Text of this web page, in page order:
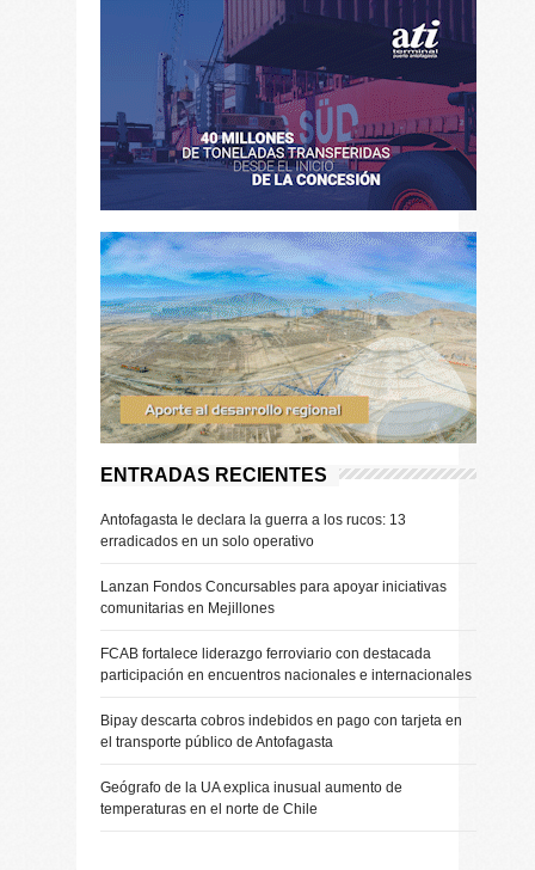
ENTRADAS RECIENTES
Antofagasta le declara la guerra a los rucos: 13
erradicados en un solo operativo
Lanzan Fondos Concursables para apoyar iniciativas
comunitarias en Mejillones
FCAB fortalece liderazgo ferroviario con destacada
participación en encuentros nacionales e internacionales
Bipay descarta cobros indebidos en pago con tarjeta en
el transporte público de Antofagasta
Geógrafo de la UA explica inusual aumento de
temperaturas en el norte de Chile